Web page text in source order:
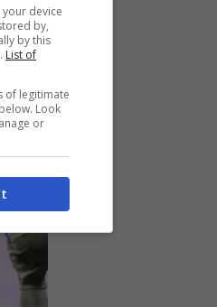
device
by,
by this
List of
of legitimate
Look
or